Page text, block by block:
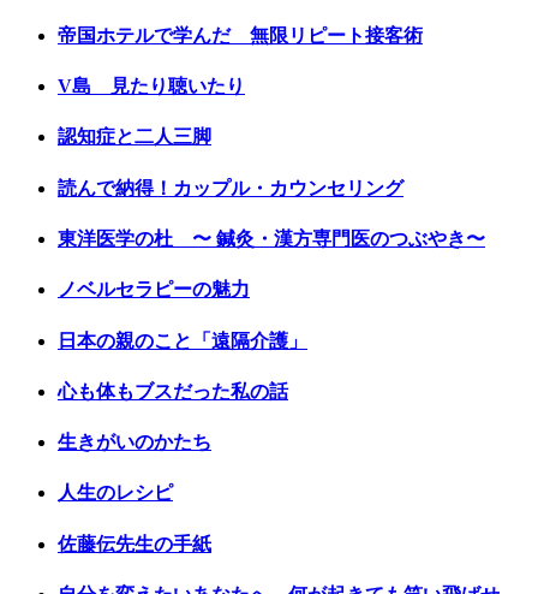
帝国ホテルで学んだ 無限リピート接客術
V島 見たり聴いたり
認知症と二人三脚
読んで納得！カップル・カウンセリング
東洋医学の杜 〜 鍼灸・漢方専門医のつぶやき〜
ノベルセラピーの魅力
日本の親のこと「遠隔介護」
心も体もブスだった私の話
生きがいのかたち
人生のレシピ
佐藤伝先生の手紙